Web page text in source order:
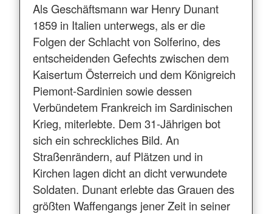
Als Geschäftsmann war Henry Dunant
1859 in Italien unterwegs, als er die
Folgen der Schlacht von Solferino, des
entscheidenden Gefechts zwischen dem
Kaisertum Österreich und dem Königreich
Piemont-Sardinien sowie dessen
Verbündetem Frankreich im Sardinischen
Krieg, miterlebte. Dem 31-Jährigen bot
sich ein schreckliches Bild. An
Straßenrändern, auf Plätzen und in
Kirchen lagen dicht an dicht verwundete
Soldaten. Dunant erlebte das Grauen des
größten Waffengangs jener Zeit in seiner